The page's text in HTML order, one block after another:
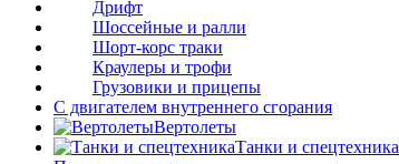
Дрифт
Шоссейные и ралли
Шорт-корс траки
Краулеры и трофи
Грузовики и прицепы
С двигателем внутреннего сгорания
Вертолеты
Танки и спецтехника